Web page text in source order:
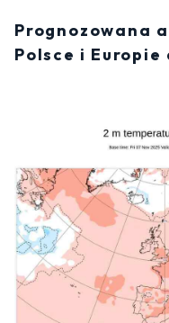
Prognozowana
Polsce i